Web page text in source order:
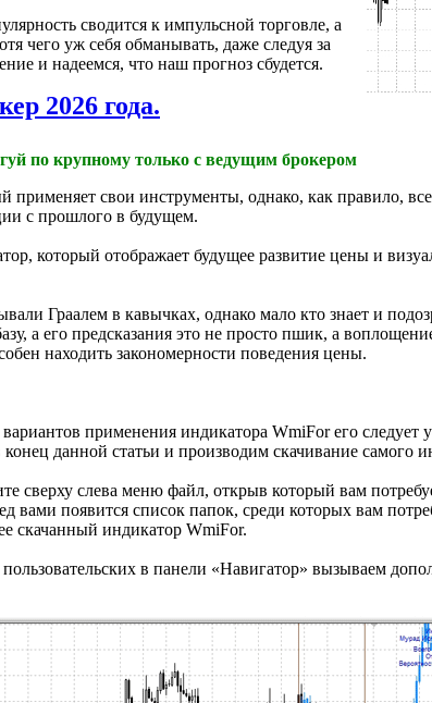
сводится к импульсной торговле, а
чего уж себя обманывать, даже следуя за
и надеемся, что наш прогноз сбудется.
2026 года.
по крупному только с ведущим брокером
свои инструменты, однако, как правило,
с прошлого в будущем.
который отображает будущее развитие цены и
Граалем в кавычках, однако мало кто знает и
а его предсказания это не просто пшик, а
находить закономерности поведения цены.
применения индикатора WmiFor его следует
данной статьи и производим скачивание самого
сверху слева меню файл, открыв который вам
вами появится список папок, среди которых вам
скачанный индикатор WmiFor.
в панели «Навигатор» вызываем